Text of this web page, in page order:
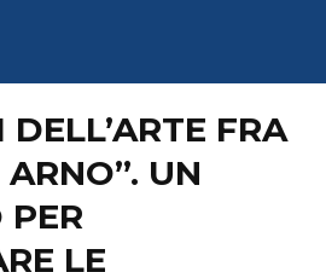
DELL’ARTE FRA
UN
PER
LE